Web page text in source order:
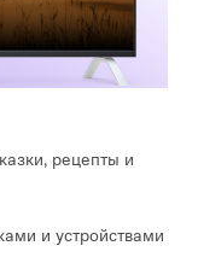
рецепты и
и устройствами